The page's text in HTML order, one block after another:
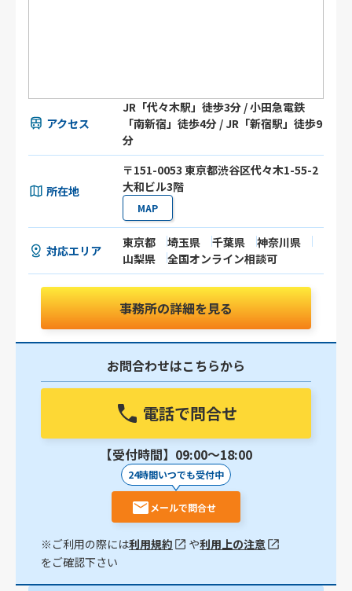
アクセス
JR「代々木駅」徒歩3分 / 小田急電鉄
「南新宿」徒歩4分 / JR「新宿駅」徒歩9
分
所在地
〒151-0053 東京都渋谷区代々木1-55-2
大和ビル3階
MAP
対応エリア
東京都 埼玉県 千葉県
神奈川県
山梨県
全国オンライン相談可
事務所の詳細を見る
お問合わせはこちらから
電話で問合せ
【受付時間】09:00〜18:00
24時間いつでも受付中
メールで問合せ
※ご利用の際には利用規約 や利用上の注意
をご確認下さい